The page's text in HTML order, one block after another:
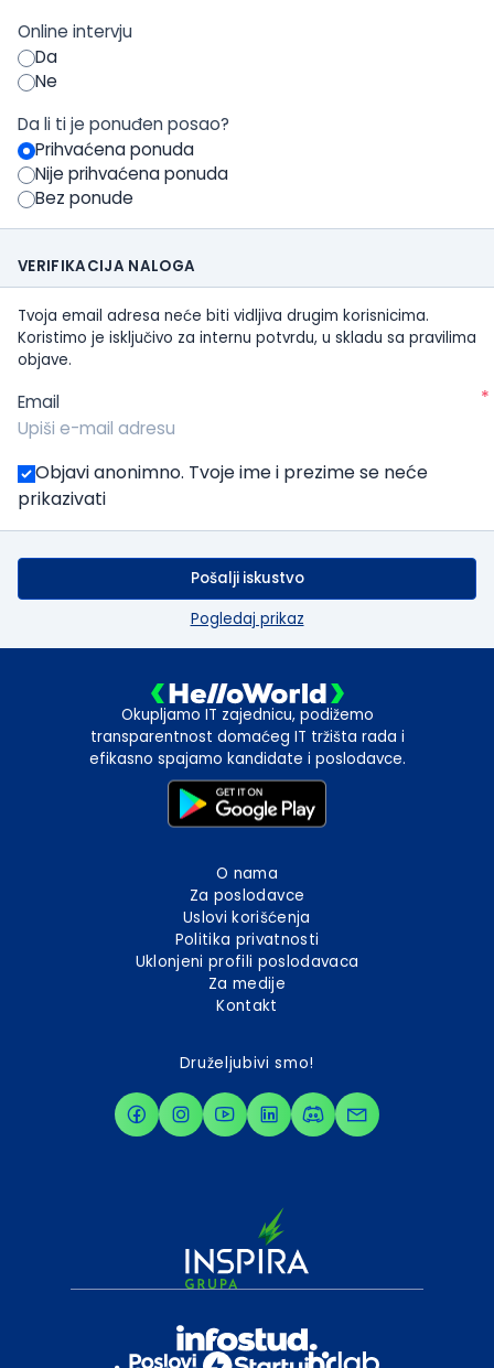
Online intervju
Da
Ne
Da li ti je ponuđen posao?
Prihvaćena ponuda
Nije prihvaćena ponuda
Bez ponude
VERIFIKACIJA NALOGA
Tvoja email adresa neće biti vidljiva drugim korisnicima.
Koristimo je isključivo za internu potvrdu, u skladu sa pravilima
objave.
Email *
Objavi anonimno. Tvoje ime i prezime se neće
prikazivati
Pošalji iskustvo
Pogledaj prikaz
Okupljamo IT zajednicu, podižemo
transparentnost domaćeg IT tržišta rada i
efikasno spajamo kandidate i poslodavce.
O nama
Za poslodavce
Uslovi korišćenja
Politika privatnosti
Uklonjeni profili poslodavaca
Za medije
Kontakt
Druželjubivi smo!